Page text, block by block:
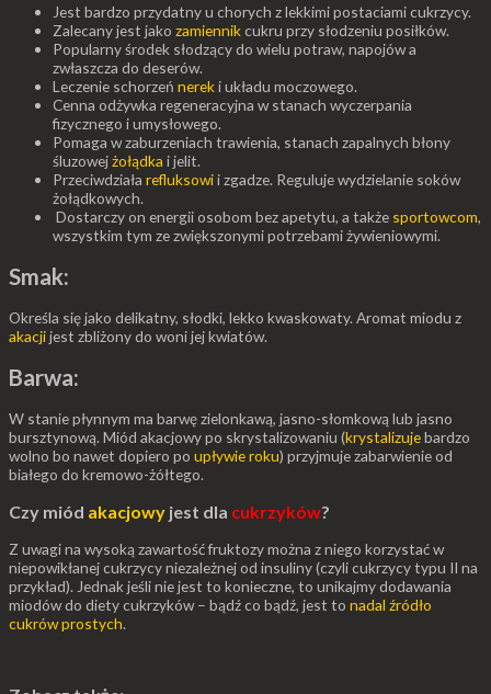
Jest bardzo przydatny u chorych z lekkimi postaciami cukrzycy.
Zalecany jest jako zamiennikcukru przy słodzeniu posiłków.
Popularny środek słodzący do wielu potraw, napojów a
zwłaszcza do deserów.
Leczenie schorzeń nereki układu moczowego.
Cenna odżywka regeneracyjna w stanach wyczerpania
fizycznego i umysłowego.
Pomaga w zaburzeniach trawienia, stanach zapalnych błony
śluzowejżołądka i jelit.
Przeciwdziała refluksowii zgadze. Reguluje wydzielanie soków
żołądkowych.
Dostarczy on energii osobom bez apetytu, a także sportowcom,
wszystkim tym ze zwiększonymi potrzebami żywieniowymi.
Smak:
Określa się jako delikatny, słodki, lekko kwaskowaty. Aromat miodu z
akacjijest zbliżony do woni jej kwiatów.
Barwa:
W stanie płynnym ma barwę zielonkawą, jasno-słomkową lub jasno
bursztynową. Miód akacjowy po skrystalizowaniu (krystalizujebardzo
wolno bo nawet dopiero po upływie roku) przyjmuje zabarwienie od
białego do kremowo-żółtego.
Czy miód akacjowy jest dla cukrzyków?
Z uwagi na wysoką zawartość fruktozy można z niego korzystać w
niepowikłanej cukrzycy niezależnej od insuliny (czyli cukrzycy typu II na
przykład). Jednak jeśli nie jest to konieczne, to unikajmy dodawania
miodów do diety cukrzyków – bądź co bądź, jest to nadal źródło
cukrów prostych.